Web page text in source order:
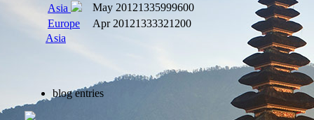
Asia
May 20121335999600
Europe
Apr 20121333321200
Asia
blog entries